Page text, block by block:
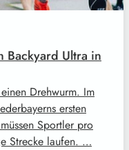
Backyard Ultra in
Drehwurm. Im
ersten
Sportler pro
Strecke laufen. …